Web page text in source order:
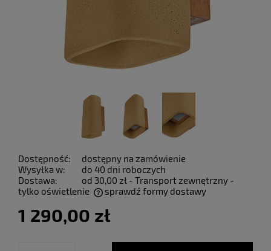
Dostępność:
dostępny na zamówienie
Wysyłka w:
do 40 dni roboczych
Dostawa:
od 30,00 zł - Transport zewnętrzny -
tylko oświetlenie
sprawdź formy dostawy
1 290,00 zł